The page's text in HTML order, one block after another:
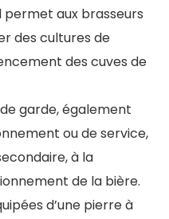
permet aux brasseurs
des cultures de
des cuves de
garde, également
ou de service,
à la
de la bière.
d’une pierre à